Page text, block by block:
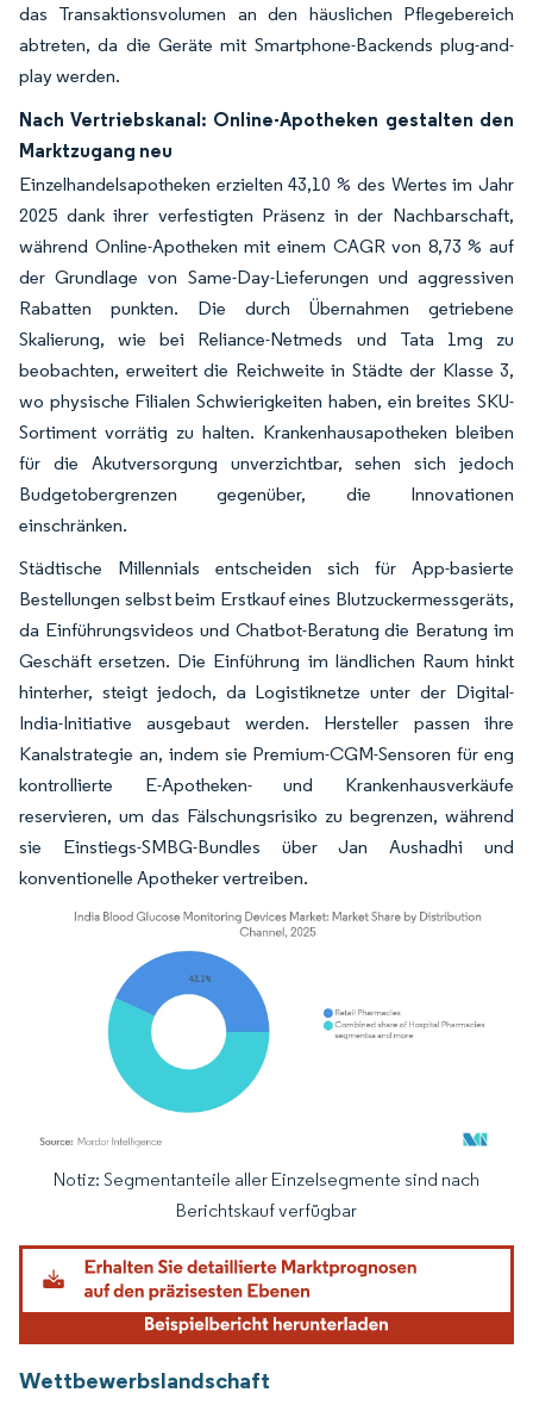
das Transaktionsvolumen an den häuslichen Pflegebereich
abtreten, da die Geräte mit Smartphone-Backends plug-and-
play werden.
Nach Vertriebskanal: Online-Apotheken gestalten den
Marktzugang neu
Einzelhandelsapotheken erzielten 43,10 % des Wertes im Jahr
2025 dank ihrer verfestigten Präsenz in der Nachbarschaft,
während Online-Apotheken mit einem CAGR von 8,73 % auf
der Grundlage von Same-Day-Lieferungen und aggressiven
Rabatten punkten. Die durch Übernahmen getriebene
Skalierung, wie bei Reliance-Netmeds und Tata 1mg zu
beobachten, erweitert die Reichweite in Städte der Klasse 3,
wo physische Filialen Schwierigkeiten haben, ein breites SKU-
Sortiment vorrätig zu halten. Krankenhausapotheken bleiben
für die Akutversorgung unverzichtbar, sehen sich jedoch
Budgetobergrenzen gegenüber, die Innovationen
einschränken.
Städtische Millennials entscheiden sich für App-basierte
Bestellungen selbst beim Erstkauf eines Blutzuckermessgeräts,
da Einführungsvideos und Chatbot-Beratung die Beratung im
Geschäft ersetzen. Die Einführung im ländlichen Raum hinkt
hinterher, steigt jedoch, da Logistiknetze unter der Digital-
India-Initiative ausgebaut werden. Hersteller passen ihre
Kanalstrategie an, indem sie Premium-CGM-Sensoren für eng
kontrollierte E-Apotheken- und Krankenhausverkäufe
reservieren, um das Fälschungsrisiko zu begrenzen, während
sie Einstiegs-SMBG-Bundles über Jan Aushadhi und
konventionelle Apotheker vertreiben.
Bild © Mordor Intelligence. Wiederverwendung erfordert Namensnennung
Notiz: Segmentanteile aller Einzelsegmente sind nach
Berichtskauf verfügbar
Wettbewerbslandschaft